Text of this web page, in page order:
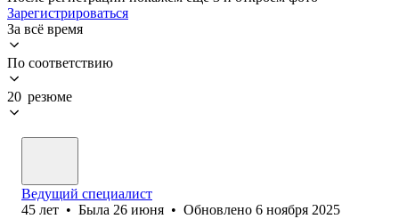
Зарегистрироваться
За всё время
По соответствию
20 резюме
Ведущий специалист
45 лет • Была 26 июня • Обновлено 6 ноября 2025